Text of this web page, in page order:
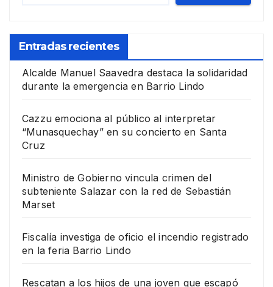
Entradas recientes
Alcalde Manuel Saavedra destaca la solidaridad
durante la emergencia en Barrio Lindo
Cazzu emociona al público al interpretar
“Munasquechay” en su concierto en Santa
Cruz
Ministro de Gobierno vincula crimen del
subteniente Salazar con la red de Sebastián
Marset
Fiscalía investiga de oficio el incendio registrado
en la feria Barrio Lindo
Rescatan a los hijos de una joven que escapó